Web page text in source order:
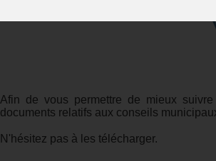
Afin de vous permettre de mieux
documents relatifs aux conseils
N'hésitez pas à les télécharger.